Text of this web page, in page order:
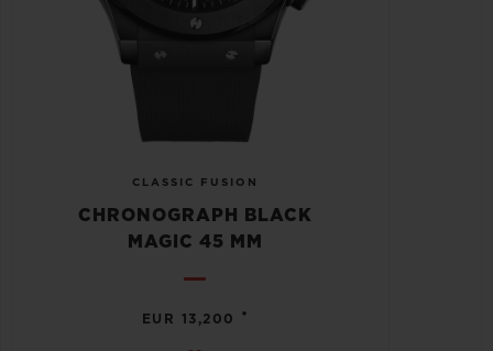
CLASSIC FUSION
CHRONOGRAPH BLACK
MAGIC 45 MM
EUR 13,200 •